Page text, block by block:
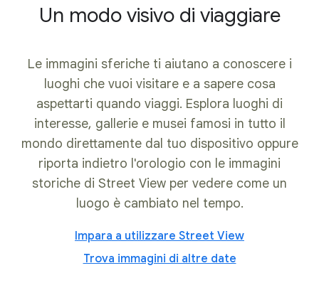
Un modo visivo di viaggiare
Le immagini sferiche ti aiutano a conoscere i
luoghi che vuoi visitare e a sapere cosa
aspettarti quando viaggi. Esplora luoghi di
interesse, gallerie e musei famosi in tutto il
mondo direttamente dal tuo dispositivo oppure
riporta indietro l'orologio con le immagini
storiche di Street View per vedere come un
luogo è cambiato nel tempo.
Impara a utilizzare Street View
Trova immagini di altre date